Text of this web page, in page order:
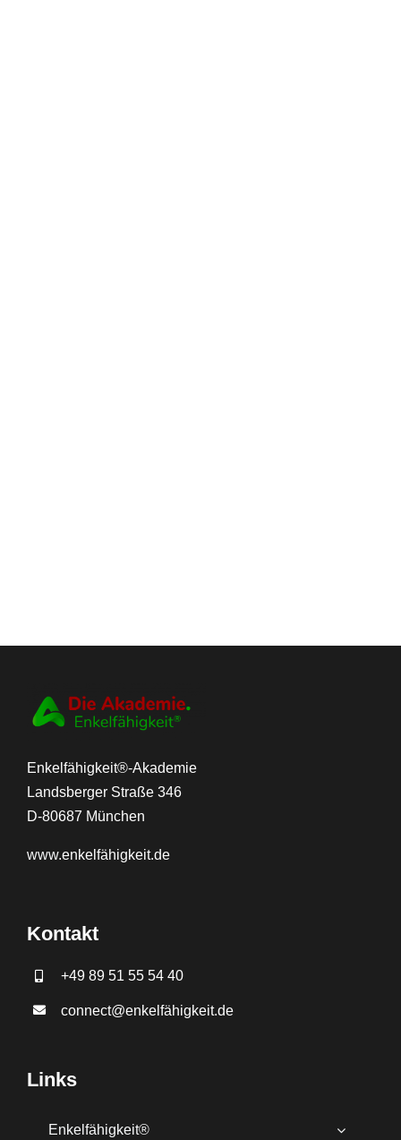
Enkelfähigkeit®-Akademie
Landsberger Straße 346
D-80687 München
www.enkelfähigkeit.de
Kontakt
+49 89 51 55 54 40
connect@enkelfähigkeit.de
Links
Enkelfähigkeit®